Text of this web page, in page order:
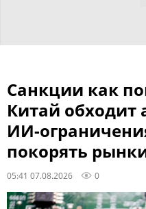
Санкции как
Китай обходит
ИИ-
покорять
05:41 07.08.2026 0